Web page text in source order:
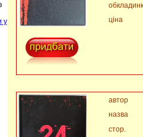
у
ціна
автор
назва
стор.